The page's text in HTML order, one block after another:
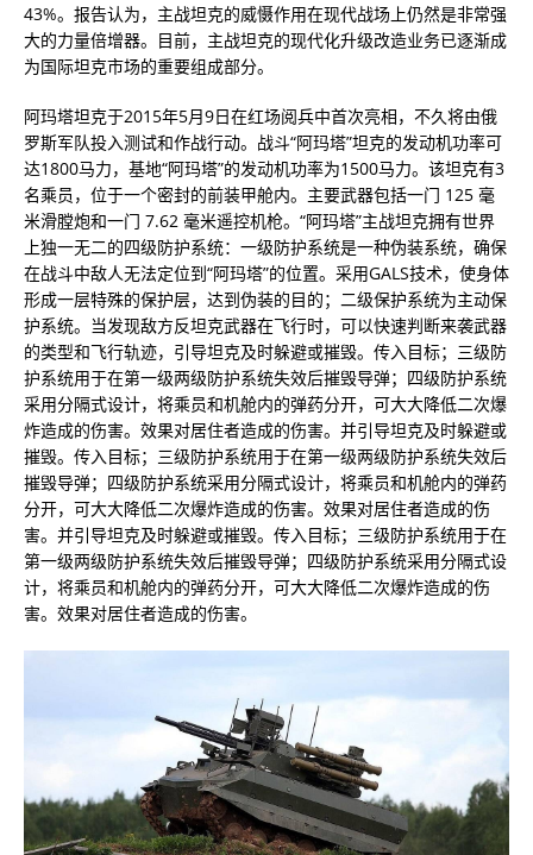
43%。报告认为，主战坦克的威慑作用在现代战场上仍然是非常强
大的力量倍增器。目前，主战坦克的现代化升级改造业务已逐渐成
为国际坦克市场的重要组成部分。
阿玛塔坦克于2015年5月9日在红场阅兵中首次亮相，不久将由俄
罗斯军队投入测试和作战行动。战斗“阿玛塔”坦克的发动机功率可
达1800马力，基地“阿玛塔”的发动机功率为1500马力。该坦克有3
名乘员，位于一个密封的前装甲舱内。主要武器包括一门 125 毫
米滑膛炮和一门 7.62 毫米遥控机枪。“阿玛塔”主战坦克拥有世界
上独一无二的四级防护系统：一级防护系统是一种伪装系统，确保
在战斗中敌人无法定位到“阿玛塔”的位置。采用GALS技术，使身体
形成一层特殊的保护层，达到伪装的目的；二级保护系统为主动保
护系统。当发现敌方反坦克武器在飞行时，可以快速判断来袭武器
的类型和飞行轨迹，引导坦克及时躲避或摧毁。传入目标；三级防
护系统用于在第一级两级防护系统失效后摧毁导弹；四级防护系统
采用分隔式设计，将乘员和机舱内的弹药分开，可大大降低二次爆
炸造成的伤害。效果对居住者造成的伤害。并引导坦克及时躲避或
摧毁。传入目标；三级防护系统用于在第一级两级防护系统失效后
摧毁导弹；四级防护系统采用分隔式设计，将乘员和机舱内的弹药
分开，可大大降低二次爆炸造成的伤害。效果对居住者造成的伤
害。并引导坦克及时躲避或摧毁。传入目标；三级防护系统用于在
第一级两级防护系统失效后摧毁导弹；四级防护系统采用分隔式设
计，将乘员和机舱内的弹药分开，可大大降低二次爆炸造成的伤
害。效果对居住者造成的伤害。